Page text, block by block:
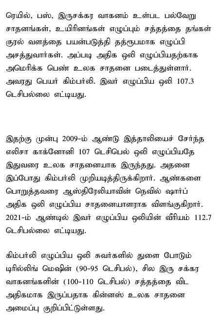
ரெயில், பஸ், இருசக்கர வாகனம் உள்பட பல்வேறு
சாதனங்கள், உயிரினங்கள் எழுப்பும் சத்தத்தை தங்கள்
குரல் வளத்தை பயன்படுத்தி தத்ரூபமாக எழுப்பி
அசத்துவார்கள். அப்படி அதிக ஒலி எழுப்பியதற்காக
அமெரிக்க பெண் உலக சாதனை படைத்துள்ளார்.
அவரது பெயர் கிம்பர்லி. இவர் எழுப்பிய ஒலி 107.3
டெசிபல்லை எட்டியது.
இதற்கு முன்பு 2009-ம் ஆண்டு இத்தாலியைச் சேர்ந்த
எலிசா காக்னோனி 107 டெசிபெல் ஒலி எழுப்பியதே
இதுவரை உலக சாதனையாக இருந்தது. அதனை
இப்போது கிம்பர்லி முறியடித்திருக்கிறார். ஆண்களை
பொறுத்தவரை ஆஸ்திரேலியாவின் நெவில் ஷார்ப்
அதிக ஒலி எழுப்பிய சாதனையாளராக விளங்குகிறார்.
2021-ம் ஆண்டில் இவர் எழுப்பிய ஒலியின் வீரியம் 112.7
டெசிபல்லை எட்டியது.
கிம்பர்லி எழுப்பிய ஒலி சுவர்களில் துளை போடும்
டிரில்லிங் மெஷின் (90-95 டெசிபல்), சில இரு சக்கர
வாகனங்களின் (100-110 டெசிபல்) சத்தத்தை விட
அதிகமாக இருப்பதாக கின்னஸ் உலக சாதனை
அமைப்பு குறிப்பிட்டுள்ளது.